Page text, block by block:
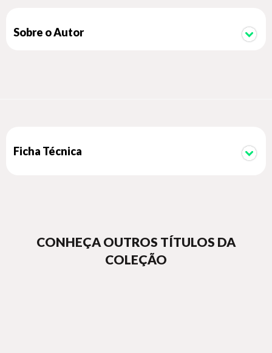
Federal. Com isso, o ente municipal foi promovido, armando-
se como o local privilegiado do exercício da cidadania. A
Sobre o Autor
Ficha Técnica
CONHEÇA OUTROS TÍTULOS DA
COLEÇÃO